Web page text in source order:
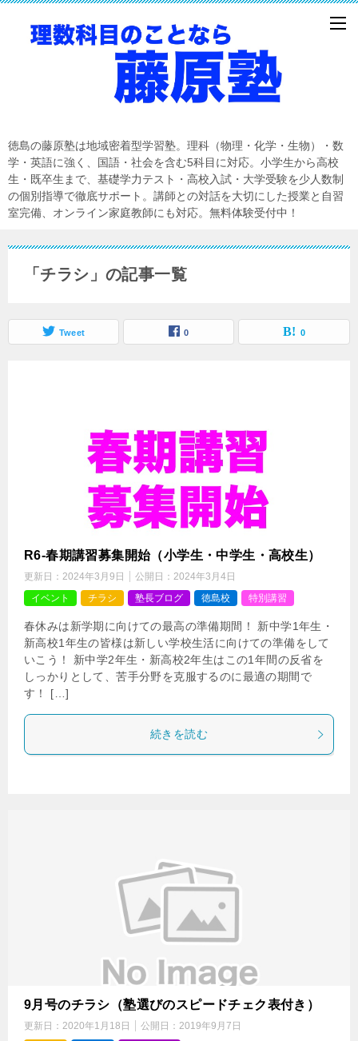
徳島の藤原塾は地域密着型学習塾。理科（物理・化学・生物）・数
学・英語に強く、国語・社会を含む5科目に対応。小学生から高校
生・既卒生まで、基礎学力テスト・高校入試・大学受験を少人数制
の個別指導で徹底サポート。講師との対話を大切にした授業と自習
室完備、オンライン家庭教師にも対応。無料体験受付中！
「チラシ」の記事一覧
Tweet 0 0
R6-春期講習募集開始（小学生・中学生・高校生）
更新日： 2024年3月9日 公開日： 2024年3月4日
イベント
チラシ 塾長ブログ 徳島校 特別講習
春休みは新学期に向けての最高の準備期間！ 新中学1年生・
新高校1年生の皆様は新しい学校生活に向けての準備をして
いこう！ 新中学2年生・新高校2年生はこの1年間の反省を
しっかりとして、苦手分野を克服するのに最適の期間で
す！ […]
続きを読む
9月号のチラシ（塾選びのスピードチェク表付き）
更新日： 2020年1月18日 公開日： 2019年9月7日